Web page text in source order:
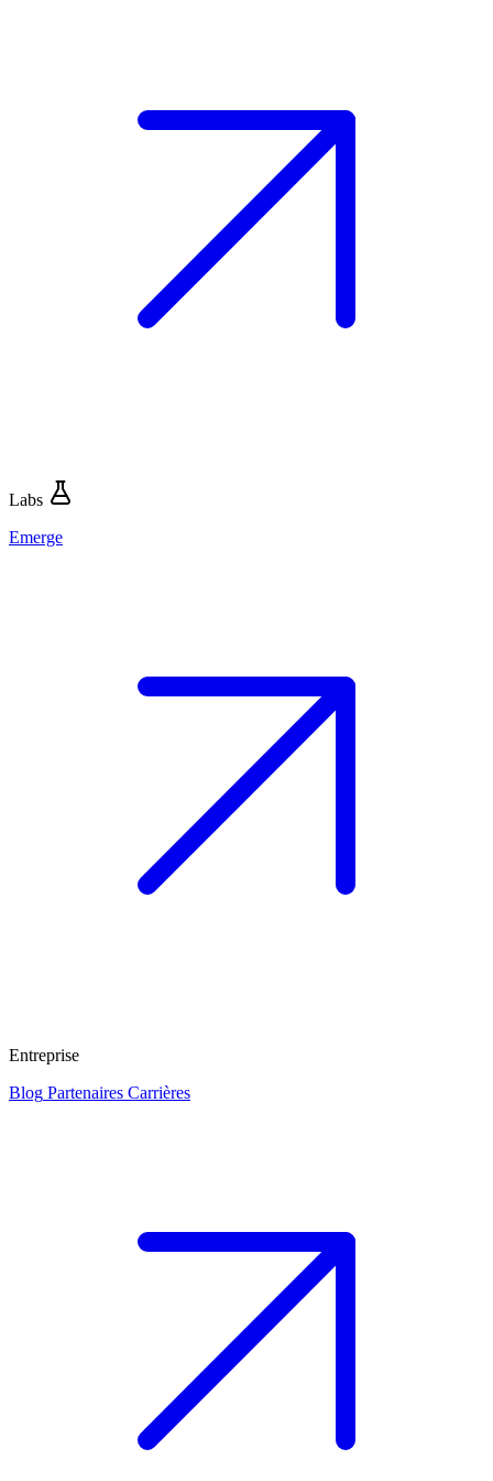
Labs
Emerge
Entreprise
Blog Partenaires Carrières